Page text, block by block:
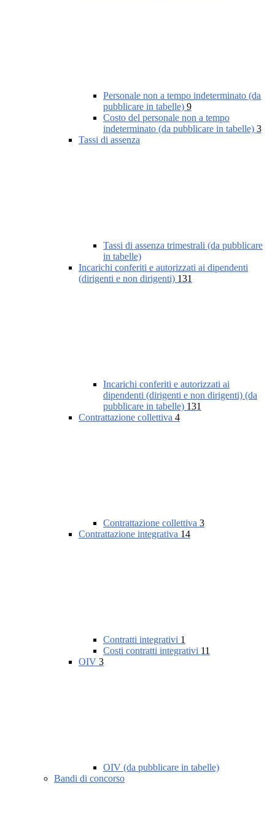
Personale non a tempo indeterminato (da
pubblicare in tabelle) 9
Costo del personale non a tempo
indeterminato (da pubblicare in tabelle) 3
Tassi di assenza
Tassi di assenza trimestrali (da pubblicare
in tabelle)
Incarichi conferiti e autorizzati ai dipendenti
(dirigenti e non dirigenti) 131
Incarichi conferiti e autorizzati ai
dipendenti (dirigenti e non dirigenti) (da
pubblicare in tabelle) 131
Contrattazione collettiva 4
Contrattazione collettiva 3
Contrattazione integrativa 14
Contratti integrativi 1
Costi contratti integrativi 11
OIV 3
OIV (da pubblicare in tabelle)
Bandi di concorso